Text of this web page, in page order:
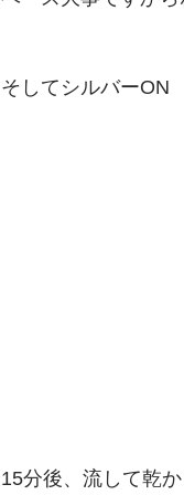
そしてシルバーON
15分後、流して乾か